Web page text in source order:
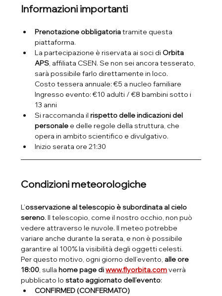
Informazioni importanti
Prenotazione obbligatoria tramite questa
piattaforma.
La partecipazione è riservata ai soci di Orbita
APS, affiliata CSEN. Se non sei ancora tesserato,
sarà possibile farlo direttamente in loco.
Costo tessera annuale: €5 a nucleo familiare
Ingresso evento: €10 adulti / €8 bambini sotto i
13 anni
Si raccomanda il rispetto delle indicazioni del
personale e delle regole della struttura, che
opera in ambito scientifico e divulgativo.
Inizio serata ore 21:30
Condizioni meteorologiche
L’osservazione al telescopio è subordinata al cielo
sereno. Il telescopio, come il nostro occhio, non può
vedere attraverso le nuvole. Il meteo potrebbe
variare anche durante la serata, e non è possibile
garantire al 100% la visibilità degli oggetti celesti.
Per questo motivo, ogni giorno dell’evento, alle ore
18:00, sulla home page di www.flyorbita.com verrà
pubblicato lo stato aggiornato dell’evento:
CONFIRMED (CONFERMATO)